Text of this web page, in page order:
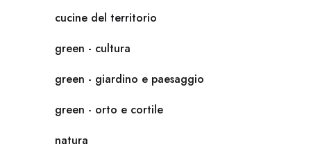
cucine del territorio
green - cultura
green - giardino e paesaggio
green - orto e cortile
natura